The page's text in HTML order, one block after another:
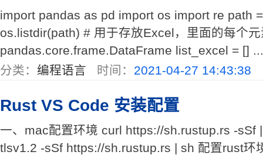
import pandas as pd import os import re path
os.listdir(path) # 用于存放Excel，里面的每个
pandas.core.frame.DataFrame list_excel = [] ...
分类： 编程语言 时间： 2021-04-27 14:43:38
Rust VS Code 安装配置
一、mac配置环境 curl https://sh.rustup.rs -sSf
tlsv1.2 -sSf https://sh.rustup.rs | sh 配置rust环